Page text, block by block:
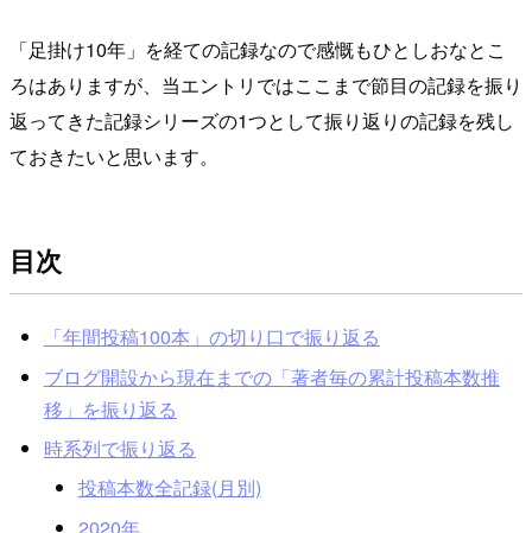
「足掛け10年」を経ての記録なので感慨もひとしおなとこ
ろはありますが、当エントリではここまで節目の記録を振り
返ってきた記録シリーズの1つとして振り返りの記録を残し
ておきたいと思います。
目次
「年間投稿100本」の切り口で振り返る
ブログ開設から現在までの「著者毎の累計投稿本数推
移」を振り返る
時系列で振り返る
投稿本数全記録(月別)
2020年